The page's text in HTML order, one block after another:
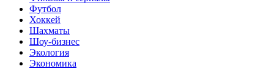
Футбол
Хоккей
Шахматы
Шоу-бизнес
Экология
Экономика